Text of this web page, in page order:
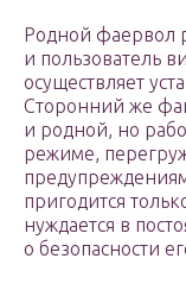
Родной фаервол
и пользователь
осуществляет
Сторонний же
и родной, но
режиме,
пригодится
нуждается в
о безопасности